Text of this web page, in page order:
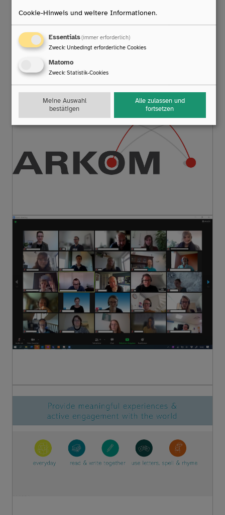
Kindern und Jugendlichen mit komplexen
forschung_10 (Beilage der Unterstützten Kommunikation
4/20).
Willke, M./Sachse, S.K. (2019): Früher
Schriftspracherwerb (Emergent Literacy). In J. Boenisch
Kommunikation. Stuttgart: Kohlhammer
Cookie-Hinweis und weitere Informationen.
Essentials(immer erforderlich)
Zweck: Unbedingt erforderliche Cookies
Matomo
Zweck: Statistik-Cookies
Meine Auswahl
bestätigen
Alle zulassen und
fortsetzen